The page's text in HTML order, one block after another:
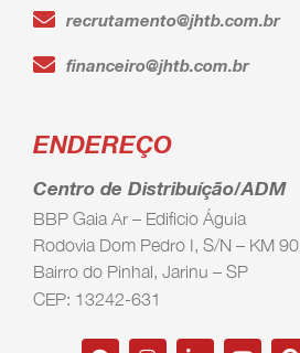
recrutamento@jhtb.com.br
financeiro@jhtb.com.br
ENDEREÇO
Centro de Distribuíção/ADM
BBP Gaia Ar – Edificio Águia
Rodovia Dom Pedro I, S/N – KM 90
Bairro do Pinhal, Jarinu – SP
CEP: 13242-631